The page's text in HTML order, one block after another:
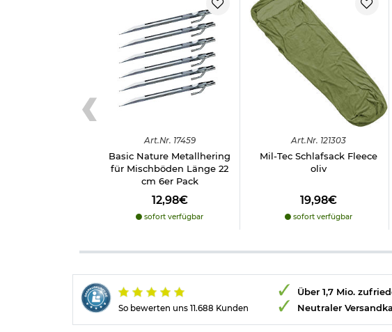
Art.Nr. 17459
Basic Nature Metallhering
für Mischböden Länge 22
cm 6er Pack
12,98€
sofort verfügbar
Art.Nr. 121303
Mil-Tec Schlafsack Fleece
oliv
19,98€
sofort verfügbar
So bewerten uns 11.688 Kunden
Über 1,7 Mio.
Neutraler